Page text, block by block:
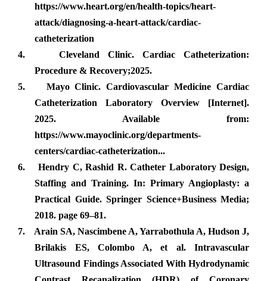
https://www.heart.org/en/health-topics/heart-
attack/diagnosing-a-heart-attack/cardiac-
catheterization
4.
Cleveland Clinic. Cardiac Catheterization:
Procedure & Recovery;2025.
5.
Mayo Clinic. Cardiovascular Medicine Cardiac
Catheterization Laboratory Overview [Internet].
2025. Available from:
https://www.mayoclinic.org/departments-
centers/cardiac-catheterization...
6.
Hendry C, Rashid R. Catheter Laboratory Design,
Staffing and Training. In: Primary Angioplasty: a
Practical Guide. Springer Science+Business Media;
2018. page 69–81.
7.
Arain SA, Nascimbene A, Yarrabothula A, Hudson J,
Brilakis ES, Colombo A, et al. Intravascular
Ultrasound Findings Associated With Hydrodynamic